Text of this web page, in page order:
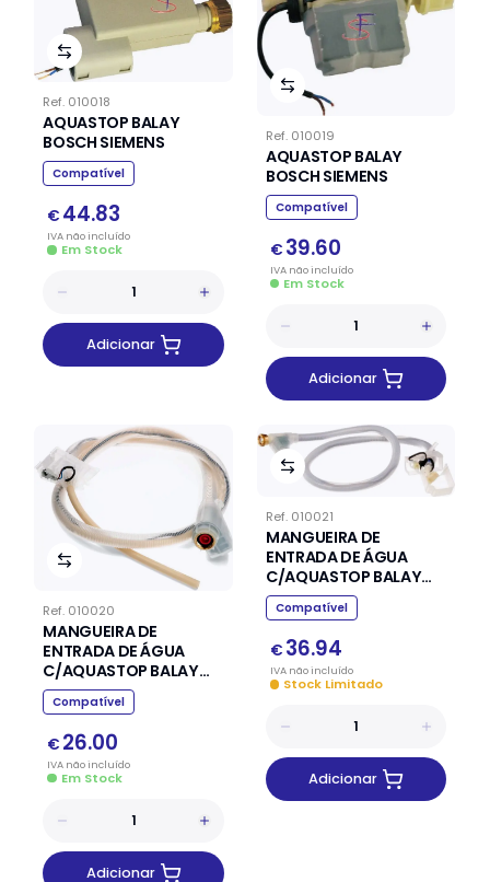
Ref. 010018
AQUASTOP BALAY
BOSCH SIEMENS
Compatível
€ 44.83
IVA nãoincluído
Em Stock
Adicionar
Ref. 010019
AQUASTOP BALAY
BOSCH SIEMENS
Compatível
€ 39.60
IVA nãoincluído
Em Stock
Adicionar
Ref. 010020
MANGUEIRA DE
ENTRADA DE ÁGUA
C/AQUASTOP BALAY
Compatível
€ 26.00
IVA nãoincluído
Em Stock
Adicionar
Ref. 010021
MANGUEIRA DE
ENTRADA DE ÁGUA
C/AQUASTOP BALAY
BOSCH SIEMENS
Compatível
€ 36.94
IVA nãoincluído
Stock Limitado
Adicionar